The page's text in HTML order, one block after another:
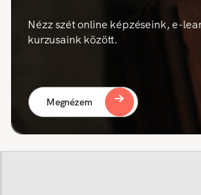
Nézz szét online képzéseink, e-
kurzusaink között.
Megnézem